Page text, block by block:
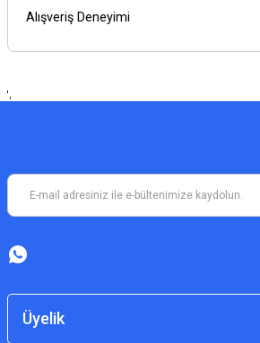
Alışveriş Deneyimi
',
Üyelik